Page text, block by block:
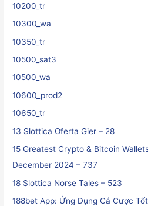
10200_tr
10300_wa
10350_tr
10500_sat3
10500_wa
10600_prod2
10650_tr
13 Slottica Oferta Gier – 28
15 Greatest Crypto & Bitcoin
December 2024 – 737
18 Slottica Norse Tales – 523
188bet App: Ứng Dụng Cá Cược